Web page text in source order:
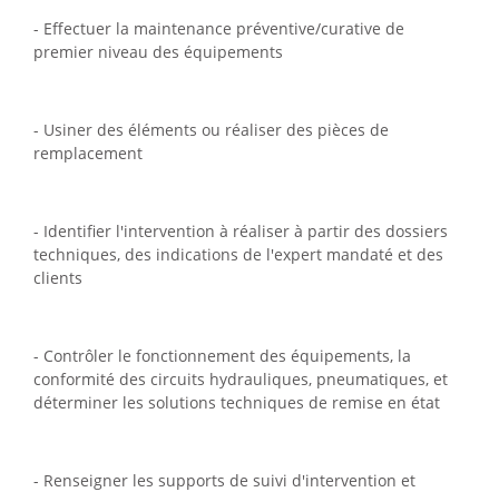
- Effectuer la maintenance préventive/curative de
premier niveau des équipements
- Usiner des éléments ou réaliser des pièces de
remplacement
- Identifier l'intervention à réaliser à partir des dossiers
techniques, des indications de l'expert mandaté et des
clients
- Contrôler le fonctionnement des équipements, la
conformité des circuits hydrauliques, pneumatiques, et
déterminer les solutions techniques de remise en état
- Renseigner les supports de suivi d'intervention et